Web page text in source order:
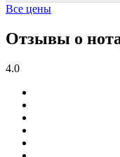
Все цены
Отзывы о
4.0